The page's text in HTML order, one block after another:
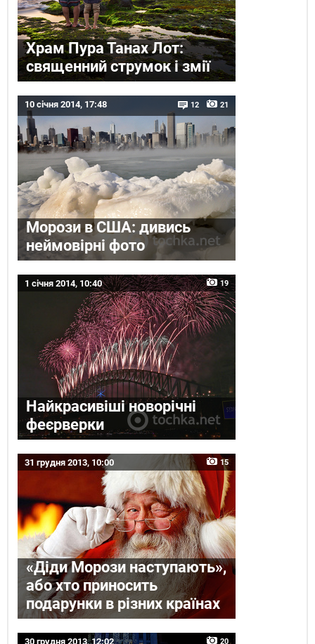
Храм Пура Танах Лот:
священний струмок і змії
10 січня 2014, 17:48 12 21
Морози в США: дивись
неймовірні фото
1 січня 2014, 10:40 19
Найкрасивіші новорічні
феєрверки
31 грудня 2013, 10:00 15
«Діди Морози наступають»,
або хто приносить
подарунки в різних країнах
30 грудня 2013, 12:02 20